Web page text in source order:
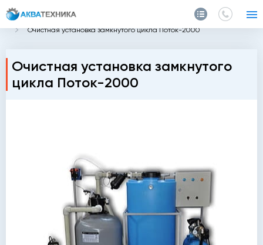
Главная Каталог
Очистные сооружения для автомойки
Очистная установка замкнутого цикла Поток-2000
Очистная установка замкнутого
цикла Поток-2000